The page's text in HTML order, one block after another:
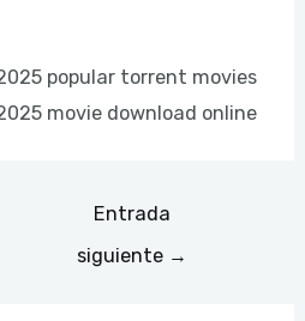
popular torrent movies
movie download online
Entrada
siguiente →